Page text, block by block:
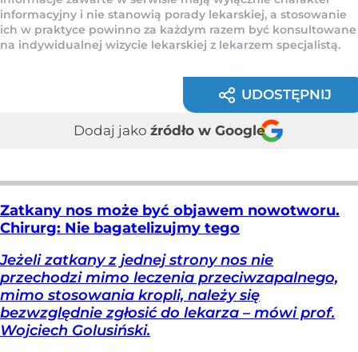
informacyjny i nie stanowią porady lekarskiej, a stosowanie
ich w praktyce powinno za każdym razem być konsultowane
na indywidualnej wizycie lekarskiej z lekarzem specjalistą.
UDOSTĘPNIJ
Dodaj jako źródło w Google
Zatkany nos może być objawem nowotworu.
Chirurg: Nie bagatelizujmy tego
Jeżeli zatkany z jednej strony nos nie
przechodzi mimo leczenia przeciwzapalnego,
mimo stosowania kropli, należy się
bezwzględnie zgłosić do lekarza – mówi prof.
Wojciech Golusiński.